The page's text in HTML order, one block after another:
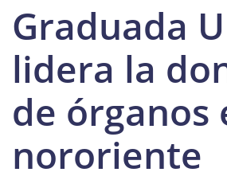
Graduada
lidera la
de órganos
nororiente